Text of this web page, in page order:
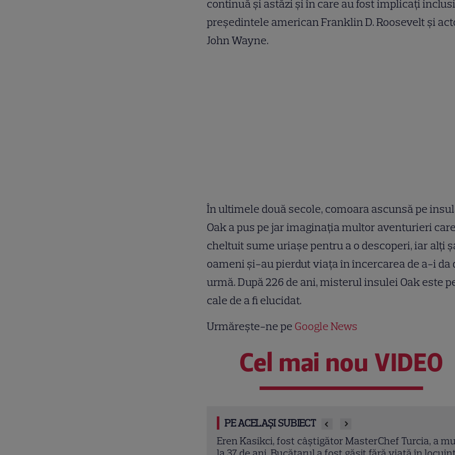
continuă și astăzi și în care au fost implicați
președintele american Franklin D. Roosevelt și
John Wayne.
În ultimele două secole, comoara ascunsă pe
Oak a pus pe jar imaginația multor aventurieri
cheltuit sume uriașe pentru a o descoperi, iar alți
oameni și-au pierdut viața în încercarea de a-i da
urmă. După 226 de ani, misterul insulei Oak este
cale de a fi elucidat.
Urmărește-ne pe Google News
Cel mai nou VIDEO
PE ACELAȘI SUBIECT
Eren Kasikci, fost câștigător MasterChef Turcia, a